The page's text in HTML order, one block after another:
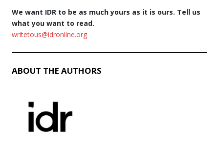
We want IDR to be as much yours as it is ours. Tell us
what you want to read.
writetous@idronline.org
ABOUT THE AUTHORS